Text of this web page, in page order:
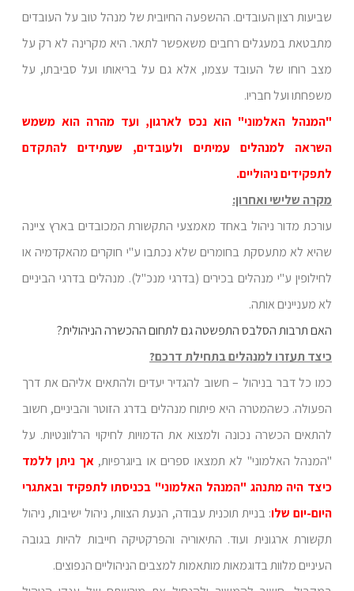
שביעות רצון העובדים. ההשפעה החיובית של מנהל טוב על העובדים
מתבטאת במעגלים רחבים משאפשר לתאר. היא מקרינה לא רק על
מצב רוחו של העובד עצמו, אלא גם על בריאותו ועל סביבתו, על
משפחתו ועל חבריו.
"המנהל האלמוני" הוא נכס לארגון, ועד מהרה הוא משמש
השראה למנהלים עמיתים ולעובדים, שעתידים להתקדם
לתפקידים ניהוליים.
מקרה שלישי ואחרון:
עורכת מדור ניהול באחד מאמצעי התקשורת המכובדים בארץ ציינה
שהיא לא מתעסקת בחומרים שלא נכתבו ע"י חוקרים מהאקדמיה או
לחילופין ע"י מנהלים בכירים (בדרגי מנכ"ל). מנהלים בדרגי הביניים
לא מעניינים אותה.
האם תרבות הסלבס התפשטה גם לתחום ההכשרה הניהולית?
כיצד תעזרו למנהלים בתחילת דרכם?
כמו כל דבר בניהול – חשוב להגדיר יעדים ולהתאים אליהם את דרך
הפעולה. כשהמטרה היא פיתוח מנהלים בדרג הזוטר והביניים, חשוב
להתאים הכשרה נכונה ולמצוא את הדמויות לחיקוי הרלוונטיות. על
"המנהל האלמוני" לא תמצאו ספרים או ביוגרפיות,אך ניתן ללמד
כיצד היה מתנהג "המנהל האלמוני" בכניסתו לתפקיד ובאתגרי
היום-יום שלו: בניית תוכנית עבודה, הנעת הצוות, ניהול ישיבות, ניהול
תקשורת ארגונית ועוד. התיאוריה והפרקטיקה חייבות להיות בגובה
העיניים מלוות בדוגמאות מותאמות למצבים הניהוליים הנפוצים.